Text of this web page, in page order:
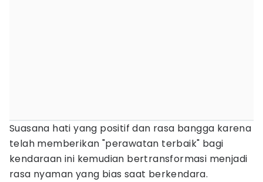
Suasana hati yang positif dan rasa bangga karena
telah memberikan "perawatan terbaik" bagi
kendaraan ini kemudian bertransformasi menjadi
rasa nyaman yang bias saat berkendara.